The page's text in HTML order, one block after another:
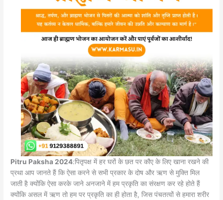
Pitru Paksha 2024:पितृपक्ष में हर घरों के छत पर कौए के लिए खाना रखने की
प्रथा आप जानते हैं कि ऐसा करने से सभी प्रकार के दोष और ऋण से मुक्ति मिल
जाती है क्योंकि ऐसा करके जाने अनजाने में हम प्रकृति का संरक्षण कर रहे होते हैं
क्योंकि असल में ऋण तो हम पर प्रकृति का ही होता है, जिस पंचतत्वों से हमारा शरीर